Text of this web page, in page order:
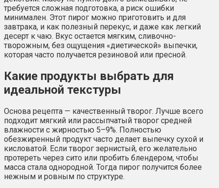
требуется сложная подготовка, а риск ошибки
минимален. Этот пирог можно приготовить и для
завтрака, и как полезный перекус, и даже как легкий
десерт к чаю. Вкус остается мягким, сливочно-
творожным, без ощущения «диетической» выпечки,
которая часто получается резиновой или пресной.
Какие продукты выбрать для
идеальной текстуры
Основа рецепта — качественный творог. Лучше всего
подходит мягкий или рассыпчатый творог средней
влажности с жирностью 5–9%. Полностью
обезжиренный продукт часто делает выпечку сухой и
кисловатой. Если творог зернистый, его желательно
протереть через сито или пробить блендером, чтобы
масса стала однородной. Тогда пирог получится более
нежным и ровным по структуре.